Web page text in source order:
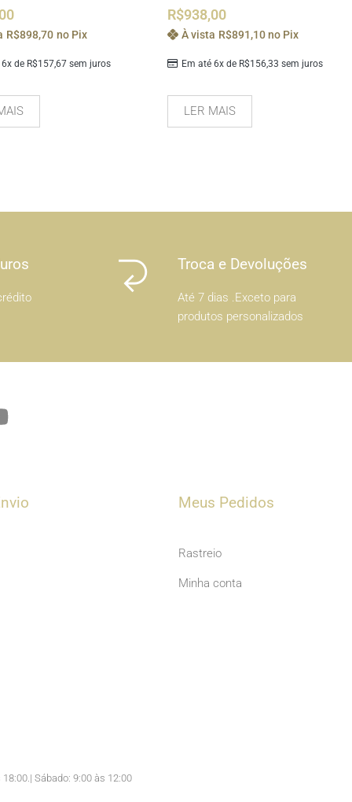
de R$157,67 sem juros
R$898,70 no Pix
R$938,00
Em até 6x de R$156,33 sem juros
À vista R$891,10 no Pix
LER MAIS
Troca e Devoluções
Até 7 dias .Exceto para
produtos personalizados
Meus Pedidos
Rastreio
Minha conta
Sábado: 9:00 às 12:00